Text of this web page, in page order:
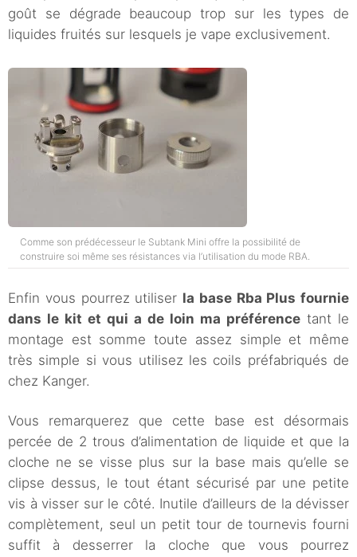
goût se dégrade beaucoup trop sur les types de
liquides fruités sur lesquels je vape exclusivement.
Comme son prédécesseur le Subtank Mini offre la possibilité de
construire soi même ses résistances via l’utilisation du mode RBA.
Enfin vous pourrez utiliser la base Rba Plus fournie
dans le kit et qui a de loin ma préférence tant le
montage est somme toute assez simple et même
très simple si vous utilisez les coils préfabriqués de
chez Kanger.
Vous remarquerez que cette base est désormais
percée de 2 trous d’alimentation de liquide et que la
cloche ne se visse plus sur la base mais qu’elle se
clipse dessus, le tout étant sécurisé par une petite
vis à visser sur le côté. Inutile d’ailleurs de la dévisser
complètement, seul un petit tour de tournevis fourni
suffit à desserrer la cloche que vous pourrez